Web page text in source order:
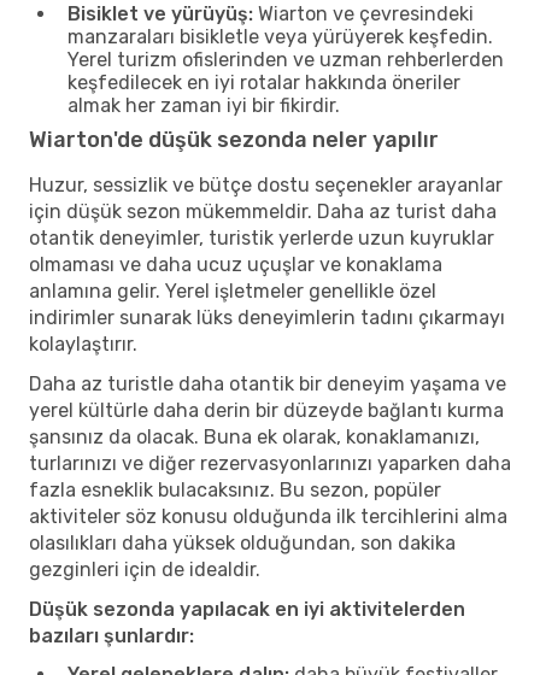
Bisiklet ve yürüyüş: Wiarton ve çevresindeki
manzaraları bisikletle veya yürüyerek keşfedin.
Yerel turizm ofislerinden ve uzman rehberlerden
keşfedilecek en iyi rotalar hakkında öneriler
almak her zaman iyi bir fikirdir.
Wiarton'de düşük sezonda neler yapılır
Huzur, sessizlik ve bütçe dostu seçenekler arayanlar
için düşük sezon mükemmeldir. Daha az turist daha
otantik deneyimler, turistik yerlerde uzun kuyruklar
olmaması ve daha ucuz uçuşlar ve konaklama
anlamına gelir. Yerel işletmeler genellikle özel
indirimler sunarak lüks deneyimlerin tadını çıkarmayı
kolaylaştırır.
Daha az turistle daha otantik bir deneyim yaşama ve
yerel kültürle daha derin bir düzeyde bağlantı kurma
şansınız da olacak. Buna ek olarak, konaklamanızı,
turlarınızı ve diğer rezervasyonlarınızı yaparken daha
fazla esneklik bulacaksınız. Bu sezon, popüler
aktiviteler söz konusu olduğunda ilk tercihlerini alma
olasılıkları daha yüksek olduğundan, son dakika
gezginleri için de idealdir.
Düşük sezonda yapılacak en iyi aktivitelerden
bazıları şunlardır: